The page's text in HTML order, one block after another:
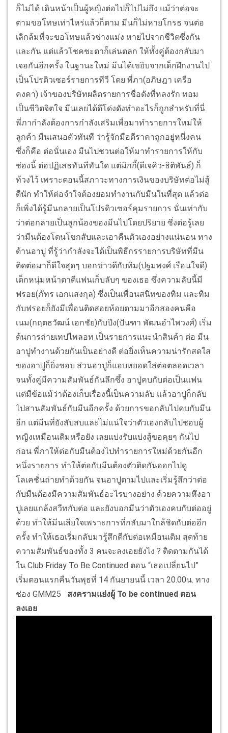
ก็ไม่ได้ เดินหน้าเป็นผู้หญิงต่อไปก็ไปไม่ถึง แม้ว่าต่อจะ
ตามขอโทษเท่าไหร่แล้วก็ตาม มีนก็ไม่หายโกรธ จนต่อ
เลิกล้มที่จะขอโทษแล้วช่างแม่ง หายไปจากชีวิตซึ่งกัน
และกัน แต่แล้วโชคชะตาก็เล่นตลก ให้ทั้งคู่ต้องกลับมา
เจอกันอีกครั้ง ในฐานะใหม่ มีนได้เขยิบจากเด็กฝึกงานไป
เป็นโปรดิวเซอร์รายการทีวี โดย พี่ภา(อภิษฎา เครือ
คงคา) เจ้าของบริษัทผลิตรายการชื่อดังที่หลงรัก ทอม
เป็นชีวิตจิตใจ มีนเลยได้ดีโด่งดังทำอะไรก็ถูกสำหรับที่นี่
พี่ภากำลังต้องการกำลังเสริมเพื่อมาทำรายการใหม่ให้
ลูกค้า มีนเสนอตัวทันที ว่ารู้จักมือดีราคาถูกอยู่หนึ่งคน
ซึ่งก็คือ ต่อนั่นเอง มีนไปชวนต่อให้มาทำรายการให้กับ
ช่องนี้ ต่อปฏิเสธทันทีทันใด แต่มิกกี้(ดีเจคิว-ธิติพันธ์) ก็
ท้วงไว้ เพราะตอนนี้สภาวะทางการเงินของบริษัทต่อไม่สู้
ดีนัก ทำให้ต่อจำใจต้องยอมทำงานกับมีนในที่สุด แล้วต่อ
ก็เพิ่งได้รู้มีนกลายเป็นโปรดิวเซอร์คุมรายการ นั่นเท่ากับ
ว่าต่อกลายเป็นลูกน้องของมีนไปโดยปริยาย ซึ่งต่อรู้เลย
ว่ามีนต้องโดนโขกสับและเอาคืนตัวเองอย่างแน่นอน ทาง
ด้านอาปู ที่รู้ว่ากำลังจะได้เป็นพิธีกรรายการบริษัทที่มีน
ติดต่อมาก็ดีใจสุดๆ บอกข่าวดีกับทิม(ปฐมพงศ์ เรือนใจดี)
เด็กหนุ่มหน้าตาดีแฟนเก็บลับๆ ของเธอ ซึ่งความลับนี้มี
ฟรอย(ภัทร เอกแสงกุล) ซึ่งเป็นเพื่อนสนิทของทิม และทิม
กับฟรอยก็ยังมีเพื่อนติดสอยห้อยตามมาอีกสองคนคือ
เนม(กฤตธวัฒน์ เอกชัย)กับปิง(ปันฑา พัฒนอำไพวงศ์) เริ่ม
ต้นการถ่ายเทปไพลอท เป็นรายการแนะนำสินค้า ต่อ มีน
อาปูทำงานด้วยกันเป็นอย่างดี ต่อยิ่งเห็นความน่ารักสดใส
ของอาปูก็ยิ่งชอบ ส่วนอาปูก็แอบหยอดใส่ต่อตลอดเวลา
จนทั้งคู่มีความสัมพันธ์กันลึกซึ้ง อาปูคบกับต่อเป็นแฟน
แต่มีข้อแม้ว่าต้องเก็บเรื่องนี้เป็นความลับ แล้วอาปูก็กลับ
ไปสานสัมพันธ์กับมีนอีกครั้ง ด้วยการขอกลับไปคบกับมีน
อีก แต่มีนที่ยังสับสบและไม่แน่ใจว่าตัวเองกลับไปชอบผู้
หญิงเหมือนเดิมหรือยัง เลยแบ่งรับแบ่งสู้ขอคุยๆ กันไป
ก่อน พี่ภาให้ต่อกับมีนต้องไปทำรายการใหม่ด้วยกันอีก
หนึ่งรายการ ทำให้ต่อกับมีนต้องตัวติดกันออกไปดู
โลเคชั่นถ่ายทำด้วยกัน จนอาปูตามไปและเริ่มรู้สึกว่าต่อ
กับมีนต้องมีความสัมพันธ์อะไรบางอย่าง ด้วยความหึงอา
ปูเลยแกล้งสวีทกับต่อ และยังบอกมีนว่าตัวเองคบกับต่ออยู่
ด้วย ทำให้มีนเสียใจเพราะการที่กลับมาใกล้ชิดกับต่ออีก
ครั้ง ทำให้เธอเริ่มกลับมารู้สึกดีกับต่อเหมือนเดิม สุดท้าย
ความสัมพันธ์ของทั้ง 3 คนจะลงเอยยังไง ? ติดตามกันได้
ใน Club Friday To Be Continued ตอน “เธอเปลี่ยนไป”
เริ่มตอนแรกคืนวันพุธที่ 14 กันยายนนี้ เวลา 20.00น. ทาง
ช่อง GMM25 สงครามแย่งผู้ To be continued ตอน
ลงเอย